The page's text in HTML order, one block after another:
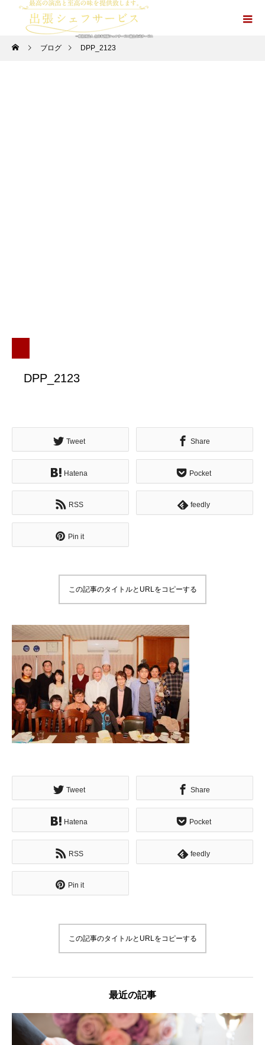
ブログ DPP_2123
DPP_2123
Tweet Share
Hatena Pocket
RSS feedly
Pin it
この記事のタイトルとURLをコピーする
Tweet Share
Hatena Pocket
RSS feedly
Pin it
この記事のタイトルとURLをコピーする
最近の記事